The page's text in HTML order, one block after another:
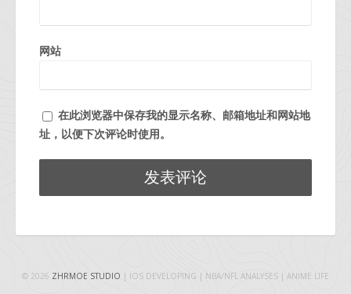
网站
在此浏览器中保存我的显示名称、邮箱地址和网站地
址，以便下次评论时使用。
© 2026 ZHRMOE STUDIO | IOS DEVELOPING | NBA/NFL ANALYSES | ANIME LIFE